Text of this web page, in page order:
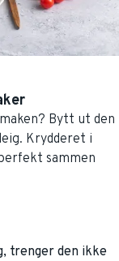
Bytt ut den
Krydderet i
sammen
trenger den ikke